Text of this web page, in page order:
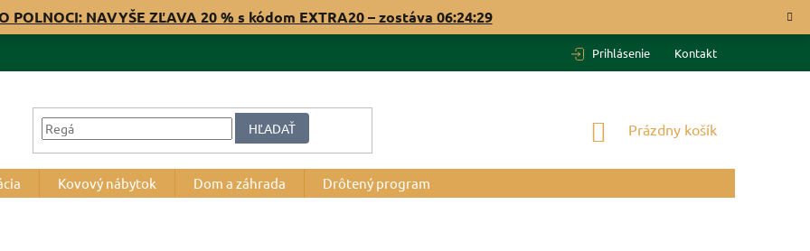
POLNOCI: NAVYŠE ZĽAVA 20 % s kódom EXTRA20 – zostáva 06:24:28
Prihlásenie Kontakt
HĽADAŤ
NÁKUPNÝ
Prázdny košík
Kovový nábytok Dom a záhrada Drôtený program